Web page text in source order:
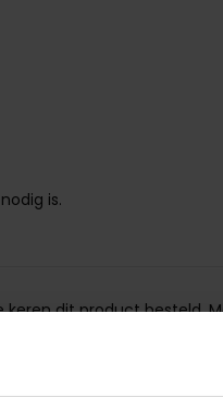
is.
dit product besteld.